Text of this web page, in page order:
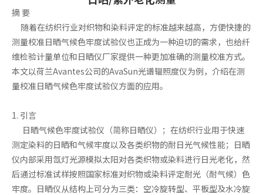
摘 要
随着在纺织行业对织物和染料评定的标准越来越高，方便快捷的
测量校准日晒气候色牢度试验仪也正成为一种迫切的需求，也给纤
维检验计量单位和日晒仪厂家提供一种更加准确的测量校准方式。
本文以荷兰Avantes公司的AvaSun光谱辐照度仪为例，介绍在测
量校准日晒气候色牢度试验仪方面的应用。
1. 引言
日晒气候色牢度试验仪（简称日晒仪）；在纺织行业用于快速
测定染料的日晒和气候牢度以及各类织物的耐日光气候性能；日晒
仪内部采用氙灯光源模拟太阳对各类织物或染料进行日光老化，然
后通过标准试样按照国家标准对织物或染料评定耐光（耐气候）色
牢度。日晒仪从结构上可分为三类：空冷旋转型、平板型及水冷旋